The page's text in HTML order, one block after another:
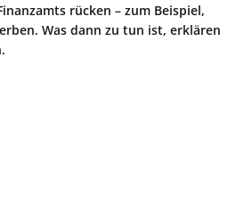
rücken – zum Beispiel,
Was dann zu tun ist, erklären